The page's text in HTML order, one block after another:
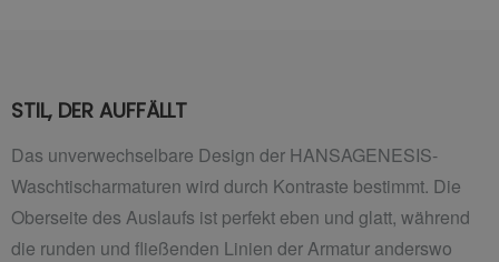
STIL, DER AUFFÄLLT
Das unverwechselbare Design der HANSAGENESIS-
Waschtischarmaturen wird durch Kontraste bestimmt. Die
Oberseite des Auslaufs ist perfekt eben und glatt, während
die runden und fließenden Linien der Armatur anderswo